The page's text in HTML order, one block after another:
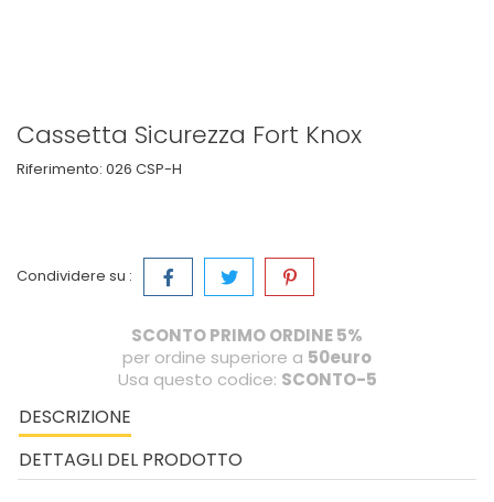
Cassetta Sicurezza Fort Knox
Riferimento: 026 CSP-H
Condividere su :
SCONTO PRIMO ORDINE 5%
per ordine superiore a 50euro
Usa questo codice: SCONTO-5
DESCRIZIONE
DETTAGLI DEL PRODOTTO